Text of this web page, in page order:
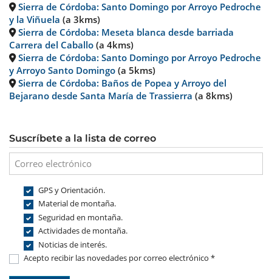
Sierra de Córdoba: Santo Domingo por Arroyo Pedroche
y la Viñuela (a 3kms)
Sierra de Córdoba: Meseta blanca desde barriada
Carrera del Caballo (a 4kms)
Sierra de Córdoba: Santo Domingo por Arroyo Pedroche
y Arroyo Santo Domingo (a 5kms)
Sierra de Córdoba: Baños de Popea y Arroyo del
Bejarano desde Santa María de Trassierra (a 8kms)
Suscríbete a la lista de correo
GPS y Orientación.
Material de montaña.
Seguridad en montaña.
Actividades de montaña.
Noticias de interés.
Acepto recibir las novedades por correo electrónico *